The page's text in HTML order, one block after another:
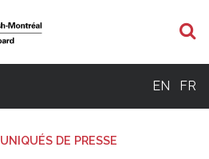
EN FR
DE PRESSE